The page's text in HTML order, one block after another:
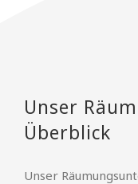
Unser
Überblick
Unser